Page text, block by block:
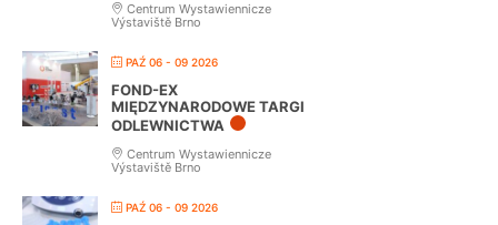
Centrum Wystawiennicze
Výstaviště Brno
PAŹ 06 - 09 2026
FOND-EX
MIĘDZYNARODOWE TARGI
ODLEWNICTWA
Centrum Wystawiennicze
Výstaviště Brno
PAŹ 06 - 09 2026